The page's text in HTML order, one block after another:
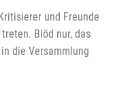
und Freunde
Blöd nur, das
die Versammlung